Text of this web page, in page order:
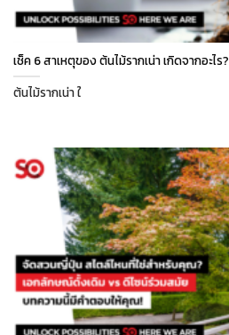
เช็ค 6 สาเหตุของ ต้นไม้รากเน่า เกิดจากอะไร?
ต้นไม้รากเน่า ใ